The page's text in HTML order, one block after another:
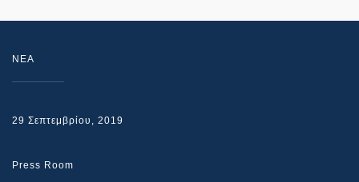
NEA
29 Σεπτεμβρίου, 2019
Press Room